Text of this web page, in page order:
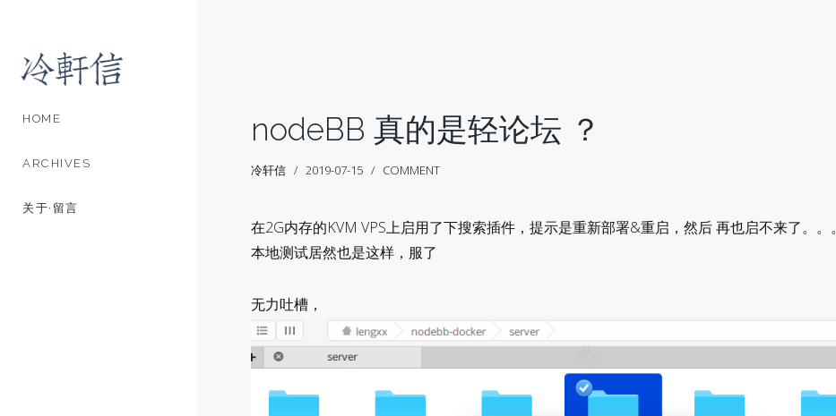
HOME
ARCHIVES
关于·留言
nodeBB 真的是轻论坛 ？
冷轩信 2019-07-15 COMMENT
在2G内存的KVM VPS上启用了下搜索插件，提示是重新部署&重启，然后 再也启不来了。。。
本地测试居然也是这样，服了
无力吐槽，